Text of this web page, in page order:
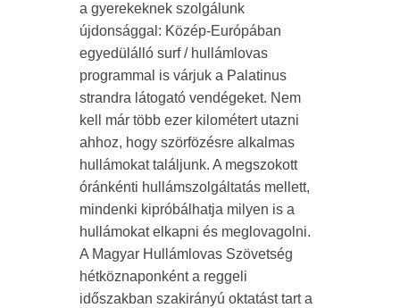
a gyerekeknek szolgálunk
újdonsággal: Közép-Európában
egyedülálló surf / hullámlovas
programmal is várjuk a Palatinus
strandra látogató vendégeket. Nem
kell már több ezer kilométert utazni
ahhoz, hogy szörfözésre alkalmas
hullámokat találjunk. A megszokott
óránkénti hullámszolgáltatás mellett,
mindenki kipróbálhatja milyen is a
hullámokat elkapni és meglovagolni.
A Magyar Hullámlovas Szövetség
hétköznaponként a reggeli
időszakban szakirányú oktatást tart a